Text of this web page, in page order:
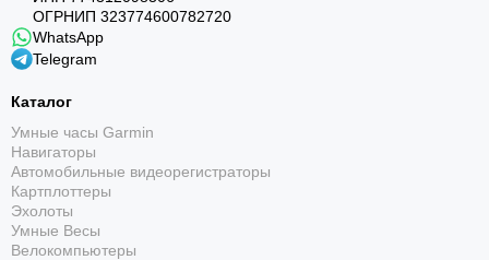
ОГРНИП 323774600782720
WhatsApp
Telegram
Каталог
Умные часы Garmin
Навигаторы
Автомобильные видеорегистраторы
Картплоттеры
Эхолоты
Умные Весы
Велокомпьютеры